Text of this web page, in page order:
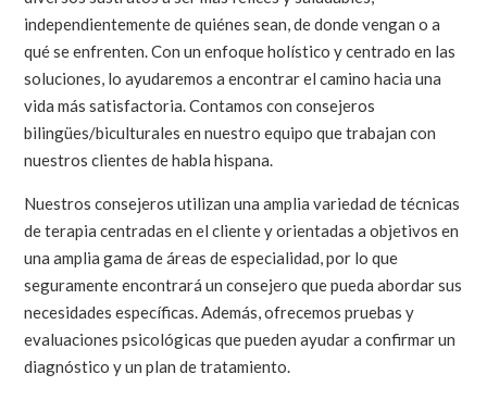
independientemente de quiénes sean, de donde vengan o a
qué se enfrenten. Con un enfoque holístico y centrado en las
soluciones, lo ayudaremos a encontrar el camino hacia una
vida más satisfactoria. Contamos con consejeros
bilingües/biculturales en nuestro equipo que trabajan con
nuestros clientes de habla hispana.
Nuestros consejeros utilizan una amplia variedad de técnicas
de terapia centradas en el cliente y orientadas a objetivos en
una amplia gama de áreas de especialidad, por lo que
seguramente encontrará un consejero que pueda abordar sus
necesidades específicas. Además, ofrecemos pruebas y
evaluaciones psicológicas que pueden ayudar a confirmar un
diagnóstico y un plan de tratamiento.